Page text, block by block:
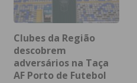
Clubes da Região
descobrem
adversários na Taça
AF Porto de Futebol